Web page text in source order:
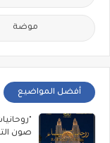
موضة
أفضل المواضيع
صون